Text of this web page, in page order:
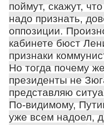
поймут, скажут,
надо признать,
оппозиции.
кабинете бюст
признаки
Но тогда почему
президенты не
представляю
По-видимому,
уже всем надоел,